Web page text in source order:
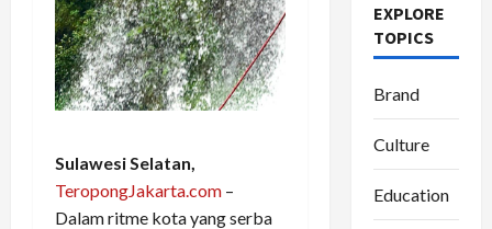
Sulawesi Selatan,
TeropongJakarta.com –
Dalam ritme kota yang serba
EXPLORE
TOPICS
Brand
Culture
Education